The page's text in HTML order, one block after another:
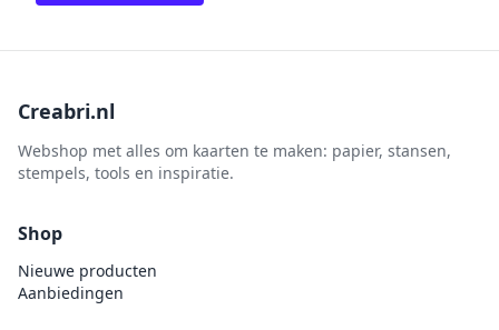
Creabri.nl
Webshop met alles om kaarten te maken: papier, stansen,
stempels, tools en inspiratie.
Shop
Nieuwe producten
Aanbiedingen